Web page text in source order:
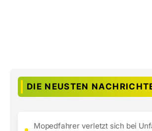
DIE NEUSTEN
Mopedfahrer verletzt sich bei